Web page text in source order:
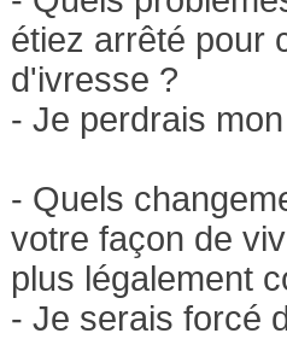
étiez arrêté pour
d'ivresse ?
- Je perdrais
- Quels
votre façon de
plus légalement
- Je serais forcé